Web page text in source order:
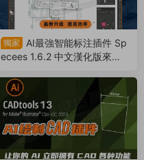
獨家
AI最強智能标注插件 Sp
ecees 1.6.2 中文漢化版來
（230811）